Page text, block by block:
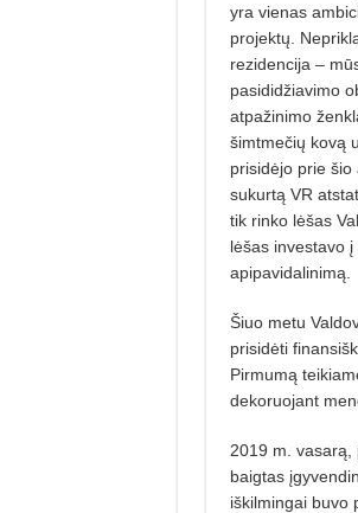
yra vienas
projektų.
rezidencija –
pasididžiavimo
atpažinimo
šimtmečių kovą
prisidėjo prie
sukurtą VR
tik rinko lėšas
lėšas investavo
apipavidalinimą.
Šiuo metu
prisidėti
Pirmumą
dekoruojant
2019 m. vasarą,
baigtas
iškilmingai buvo